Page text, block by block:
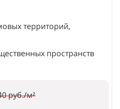
территорий,
пространств
руб./м²